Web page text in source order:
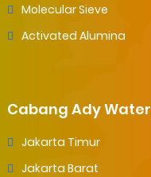
Molecular Sieve
Activated Alumina
Cabang Ady Water
Jakarta Timur
Jakarta Barat